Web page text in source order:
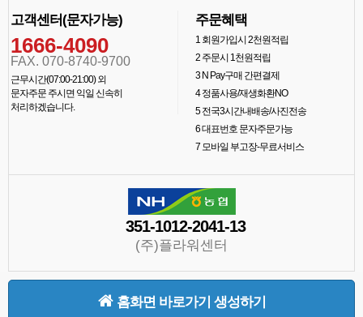
고객센터(문자가능)
1666-4090
FAX. 070-8740-9700
근무시간(07:00-21:00) 외
문자주문 주시면 익일 신속히
처리하겠습니다.
주문혜택
1회원가입시 2천원적립
2주문시 1천원적립
3N Pay구매 간편결제
4정품사용/재생화환NO
5전국3시간내배송/사진전송
6대표번호 문자주문가능
7모바일 부고장-무료서비스
351-1012-2041-13
(주)플라워센터
홈화면 바로가기 생성하기